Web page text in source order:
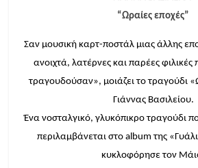
“Ωραίες εποχές”
Σαν μουσική καρτ-ποστάλ μιας άλλης
ανοιχτά, λατέρνες και παρέες
τραγουδούσαν», μοιάζει το τραγούδι
Γιάννας Βασιλείου.
Ένα νοσταλγικό, γλυκόπικρο τραγούδι
περιλαμβάνεται στο album της
κυκλοφόρησε τον